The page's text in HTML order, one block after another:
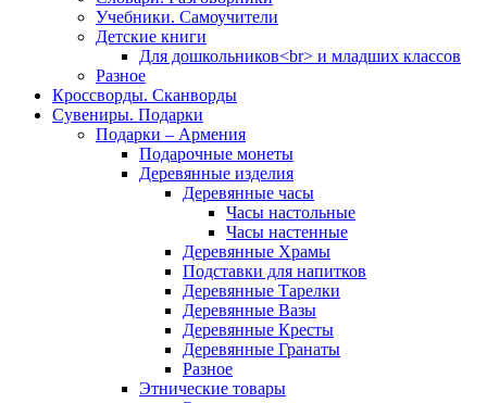
Учебники. Самоучители
Детские книги
Для дошкольников<br> и младших классов
Разное
Кроссворды. Сканворды
Сувениры. Подарки
Подарки – Армения
Подарочные монеты
Деревянные изделия
Деревянные часы
Часы настольные
Часы настенные
Деревянные Храмы
Подставки для напитков
Деревянные Тарелки
Деревянные Вазы
Деревянные Кресты
Деревянные Гранаты
Разное
Этнические товары